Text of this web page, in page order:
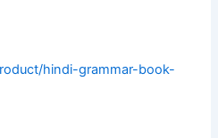
hindi-grammar-book-